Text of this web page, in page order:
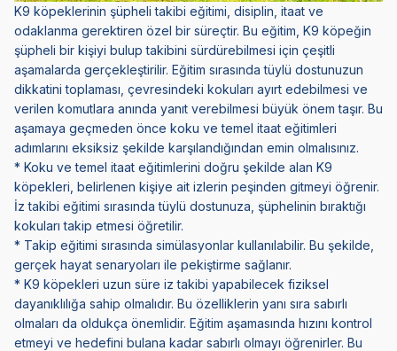
K9 köpeklerinin şüpheli takibi eğitimi, disiplin, itaat ve
odaklanma gerektiren özel bir süreçtir. Bu eğitim, K9 köpeğin
şüpheli bir kişiyi bulup takibini sürdürebilmesi için çeşitli
aşamalarda gerçekleştirilir. Eğitim sırasında tüylü dostunuzun
dikkatini toplaması, çevresindeki kokuları ayırt edebilmesi ve
verilen komutlara anında yanıt verebilmesi büyük önem taşır. Bu
aşamaya geçmeden önce koku ve temel itaat eğitimleri
adımlarını eksiksiz şekilde karşılandığından emin olmalısınız.
* Koku ve temel itaat eğitimlerini doğru şekilde alan K9
köpekleri, belirlenen kişiye ait izlerin peşinden gitmeyi öğrenir.
İz takibi eğitimi sırasında tüylü dostunuza, şüphelinin bıraktığı
kokuları takip etmesi öğretilir.
* Takip eğitimi sırasında simülasyonlar kullanılabilir. Bu şekilde,
gerçek hayat senaryoları ile pekiştirme sağlanır.
* K9 köpekleri uzun süre iz takibi yapabilecek fiziksel
dayanıklılığa sahip olmalıdır. Bu özelliklerin yanı sıra sabırlı
olmaları da oldukça önemlidir. Eğitim aşamasında hızını kontrol
etmeyi ve hedefini bulana kadar sabırlı olmayı öğrenirler. Bu